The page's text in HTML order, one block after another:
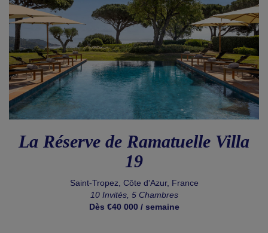
La Réserve de Ramatuelle Villa
19
Saint-Tropez, Côte d'Azur, France
10 Invités, 5 Chambres
Dès €40 000 / semaine